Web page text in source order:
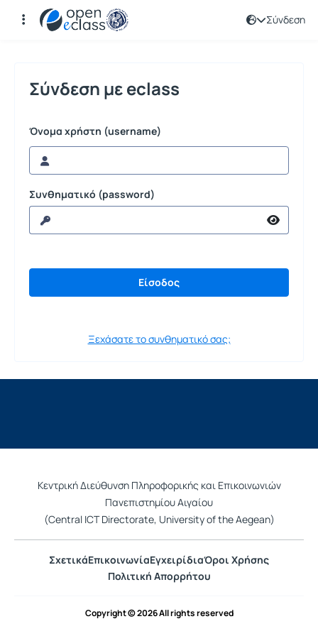
Σύνδεση
Σύνδεση
Σύνδεση με eclass
Όνομα χρήστη (username)
Συνθηματικό (password)
Ξεχάσατε το συνθηματικό σας;
Κεντρική Διεύθυνση Πληροφορικής και Επικοινωνιών
Πανεπιστημίου Αιγαίου
(Central ICT Directorate, University of the Aegean)
ΣχετικάΕπικοινωνίαΕγχειρίδιαΌροι Χρήσης
Πολιτική Απορρήτου
Copyright © 2026 All rights reserved